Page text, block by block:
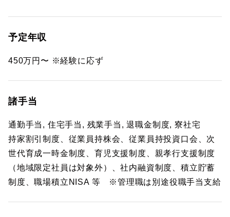
予定年収
450万円〜 ※経験に応ず
諸手当
通勤手当, 住宅手当, 残業手当, 退職金制度, 寮社宅
持家割引制度、従業員持株会、従業員持投資口会、次
世代育成一時金制度、育児支援制度、親孝行支援制度
（地域限定社員は対象外）、社内融資制度、積立貯蓄
制度、職場積立NISA 等 ※管理職は別途役職手当支給